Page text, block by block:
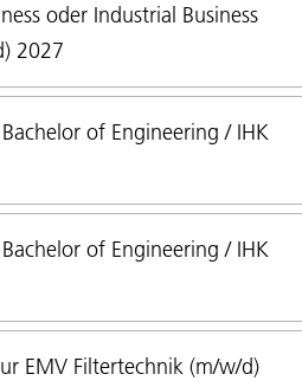
oder Industrial Business
2027
of Engineering / IHK
of Engineering / IHK
EMV Filtertechnik (m/w/d)